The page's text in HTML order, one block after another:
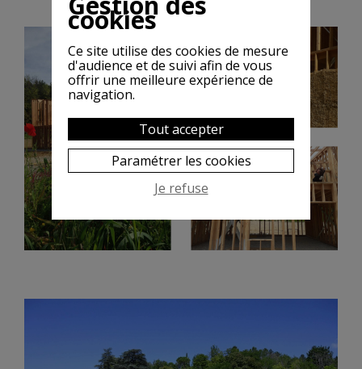
cookies
Ce site utilise des cookies de mesure
d'audience et de suivi afin de vous
offrir une meilleure expérience de
navigation.
Tout accepter
Paramétrer les cookies
Je refuse